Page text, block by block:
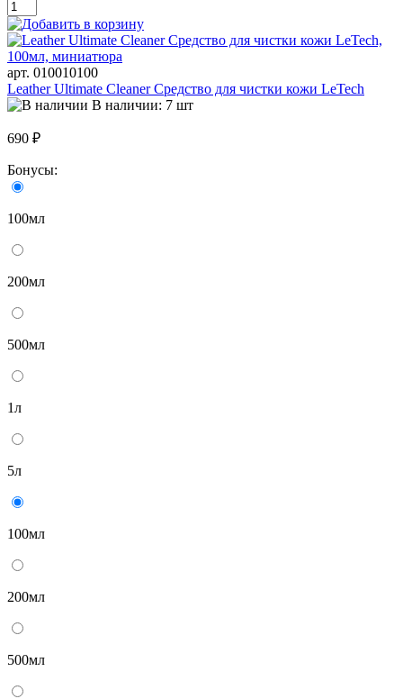
арт. 010010100
Leather Ultimate Cleaner Средство для чистки кожи LeTech
В наличии: 7 шт
690 ₽
Бонусы:
100мл
200мл
500мл
1л
5л
100мл
200мл
500мл